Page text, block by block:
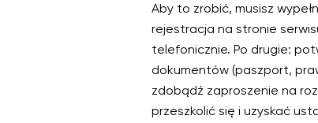
Aby to zrobić, musisz
rejestracja na stronie
telefonicznie. Po drugie:
dokumentów (paszport,
zdobądź zaproszenie na
przeszkolić się i uzyskać